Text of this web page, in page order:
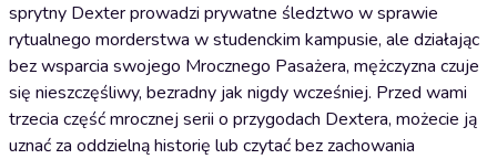
sprytny Dexter prowadzi prywatne śledztwo w sprawie
rytualnego morderstwa w studenckim kampusie, ale działając
bez wsparcia swojego Mrocznego Pasażera, mężczyzna czuje
się nieszczęśliwy, bezradny jak nigdy wcześniej. Przed wami
trzecia część mrocznej serii o przygodach Dextera, możecie ją
uznać za oddzielną historię lub czytać bez zachowania